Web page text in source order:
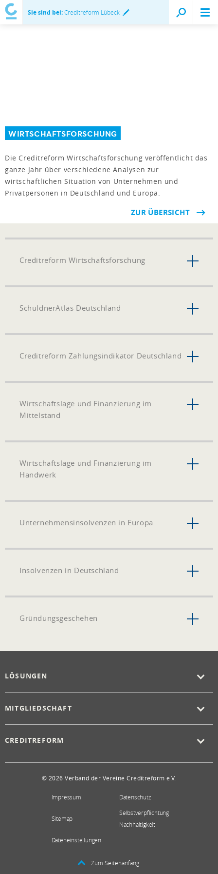
Sie sind bei:Creditreform Lübeck
WIRTSCHAFTSFORSCHUNG
Die Creditreform Wirtschaftsforschung veröffentlicht das
ganze Jahr über verschiedene Analysen zur
wirtschaftlichen Situation von Unternehmen und
Privatpersonen in Deutschland und Europa.
ZUR ÜBERSICHT
Creditreform Wirtschaftsforschung
SchuldnerAtlas Deutschland
Creditreform Zahlungsindikator Deutschland
Wirtschaftslage und Finanzierung im
Mittelstand
Wirtschaftslage und Finanzierung im
Handwerk
Unternehmensinsolvenzen in Europa
Insolvenzen in Deutschland
Gründungsgeschehen
LÖSUNGEN
MITGLIEDSCHAFT
CREDITREFORM
© 2026 Verband der Vereine Creditreform e.V.
Impressum Datenschutz
Sitemap
Selbstverpflichtung
Nachhaltigkeit
Dateneinstellungen
Zum Seitenanfang